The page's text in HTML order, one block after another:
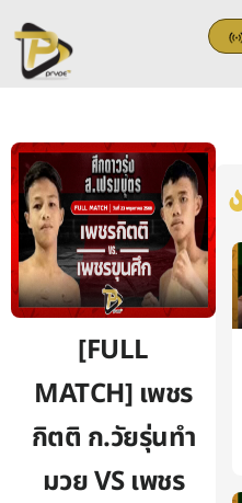
to
content
[FULL
MATCH] เพชร
กิตติ ก.วัยรุ่นทำ
มวย VS เพชร